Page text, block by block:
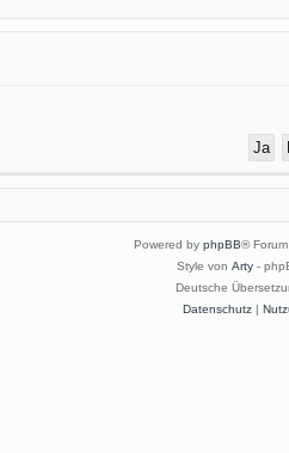
Powered by phpBB®
Style von Arty -
Deutsche
Datenschutz|